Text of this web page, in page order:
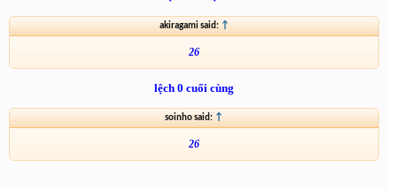
akiragami said: ↑
26
lệch 0 cuối cùng
soinho said: ↑
26